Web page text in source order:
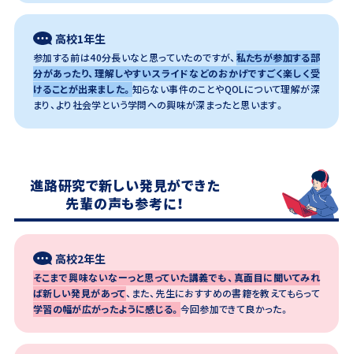
高校1年生
参加する前は40分長いなと思っていたのですが、 私たちが参加する部
分があったり、理解しやすいスライドなどのおかげですごく楽しく受
けることが出来ました。 知らない事件のことやQOLについて理解が深
まり、より社会学という学問への興味が深まったと思います。
進路研究で新しい発見ができた
先輩の声も参考に！
高校2年生
そこまで興味ないなーっと思っていた講義でも、真面目に聞いてみれ
ば新しい発見があって、また、先生におすすめの書籍を教えてもらって
学習の幅が広がったように感じる。 今回参加できて良かった。